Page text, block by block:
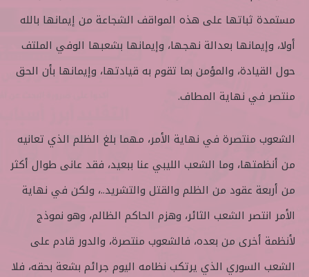
مستمدة ثباتها على هذه المواقف الشجاعة من إيمانها بالله
أولا، وإيمانها بعدالة نهجها، وإيمانها بشعبها الوفي الملتف
حول القيادة، والمؤمن بما تقوم به قيادتها، وإيمانها بأن الحق
منتصر في نهاية المطاف.
الشعوب منتصرة في نهاية الأمر، مهما بلغ الظلم الذي تعانيه
من أنظمتها، وما الشعب الليبي عنا ببعيد، فقد عانى طوال أكثر
من أربعة عقود من الظلم والقتل والتشريد..، ولكن في نهاية
الأمر انتصر الشعب الثائر، وهزم الحاكم الظالم، وهو نموذج
لأنظمة أخرى من بعده، فالشعوب منتصرة، والدور قادم على
الشعب السوري الذي يرتكب نظامه اليوم جرائم بشعة بحقه، فلا